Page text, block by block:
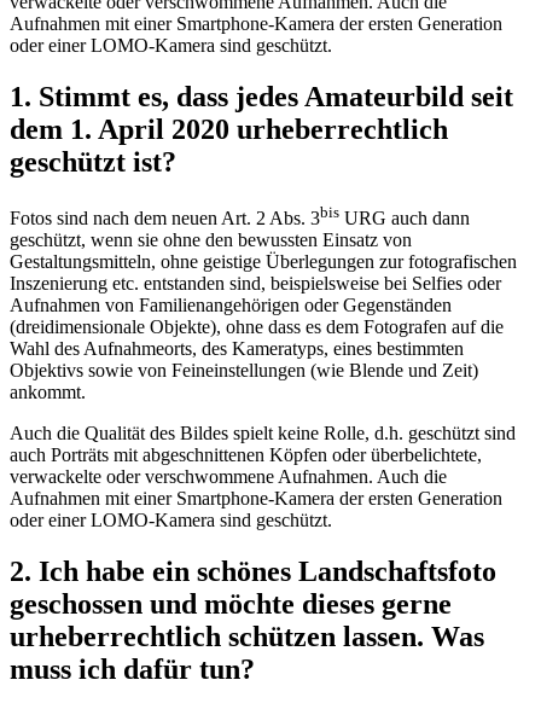
Aufnahmen mit einer Smartphone-Kamera der ersten Generation
oder einer LOMO-Kamera sind geschützt.
1. Stimmt es, dass jedes Amateurbild seit
dem 1. April 2020 urheberrechtlich
geschützt ist?
Fotos sind nach dem neuen Art. 2 Abs. 3bis URG auch dann
geschützt, wenn sie ohne den bewussten Einsatz von
Gestaltungsmitteln, ohne geistige Überlegungen zur fotografischen
Inszenierung etc. entstanden sind, beispielsweise bei Selfies oder
Aufnahmen von Familienangehörigen oder Gegenständen
(dreidimensionale Objekte), ohne dass es dem Fotografen auf die
Wahl des Aufnahmeorts, des Kameratyps, eines bestimmten
Objektivs sowie von Feineinstellungen (wie Blende und Zeit)
ankommt.
Auch die Qualität des Bildes spielt keine Rolle, d.h. geschützt sind
auch Porträts mit abgeschnittenen Köpfen oder überbelichtete,
verwackelte oder verschwommene Aufnahmen. Auch die
Aufnahmen mit einer Smartphone-Kamera der ersten Generation
oder einer LOMO-Kamera sind geschützt.
2. Ich habe ein schönes Landschaftsfoto
geschossen und möchte dieses gerne
urheberrechtlich schützen lassen. Was
muss ich dafür tun?